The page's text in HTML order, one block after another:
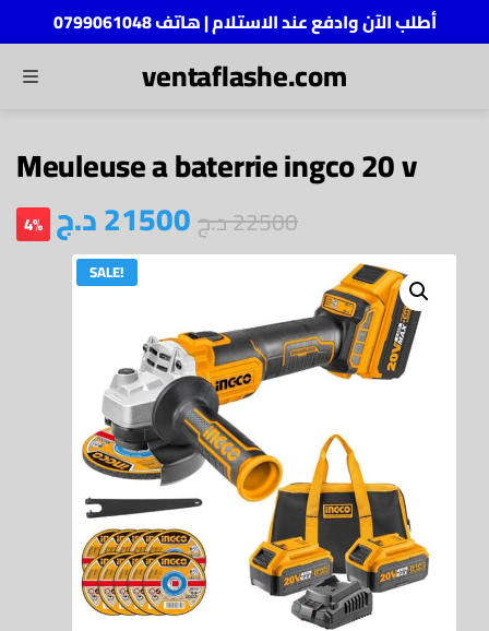
أطلب الآن وادفع عند الاستلام | هاتف 0799061048
MENU ventaflashe.com
Meuleuse a baterrie ingco 20 v
21500د.ج 22500د.ج 4%
SALE!